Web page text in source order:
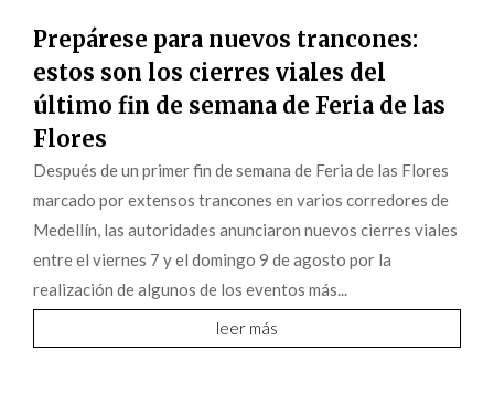
Prepárese para nuevos trancones:
estos son los cierres viales del
último fin de semana de Feria de las
Flores
Después de un primer fin de semana de Feria de las Flores
marcado por extensos trancones en varios corredores de
Medellín, las autoridades anunciaron nuevos cierres viales
entre el viernes 7 y el domingo 9 de agosto por la
realización de algunos de los eventos más...
leer más